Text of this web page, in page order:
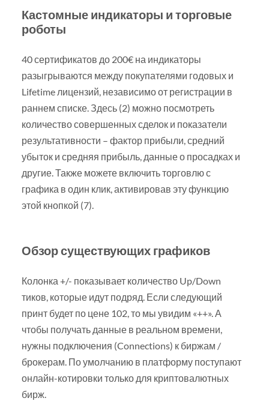
Кастомные индикаторы и торговые
роботы
40 сертификатов до 200€ на индикаторы
разыгрываются между покупателями годовых и
Lifetime лицензий, независимо от регистрации в
раннем списке. Здесь (2) можно посмотреть
количество совершенных сделок и показатели
результативности – фактор прибыли, средний
убыток и средняя прибыль, данные о просадках и
другие. Также можете включить торговлю с
графика в один клик, активировав эту функцию
этой кнопкой (7).
Обзор существующих графиков
Колонка +/- показывает количество Up/Down
тиков, которые идут подряд. Если следующий
принт будет по цене 102, то мы увидим «++». А
чтобы получать данные в реальном времени,
нужны подключения (Connections) к биржам /
брокерам. По умолчанию в платформу поступают
онлайн-котировки только для криптовалютных
бирж.